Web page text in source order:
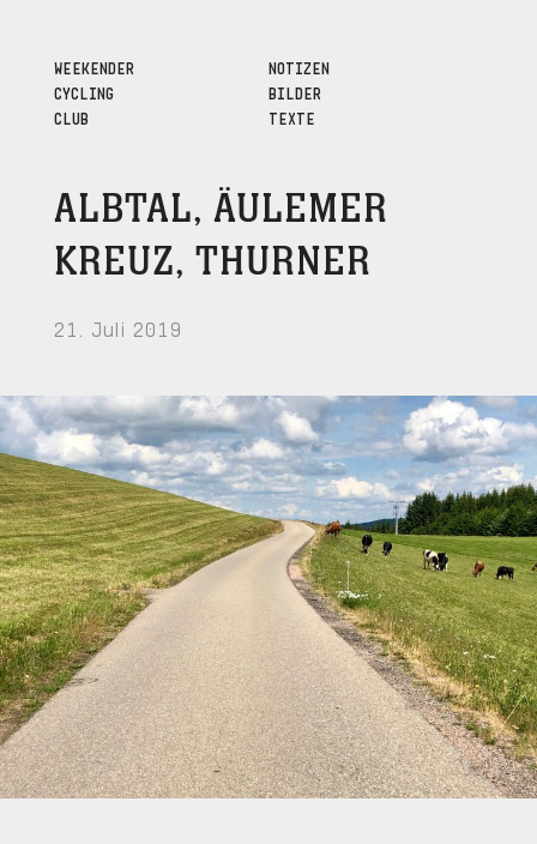
WEEKENDER
CYCLING
CLUB
NOTIZEN
BILDER
TEXTE
ALBTAL, ÄULEMER
KREUZ, THURNER
21. Juli 2019